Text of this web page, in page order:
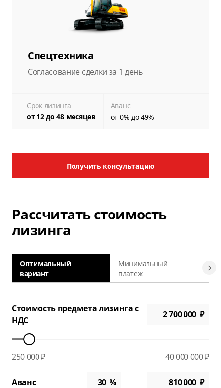
Спецтехника
Согласование сделки за 1 день
Срок лизинга
от 12 до 48 месяцев
Аванс
от 0% до 49%
Получить консультацию
Рассчитать стоимость
лизинга
Оптимальный
вариант
Минимальный
платеж
Стоимость предмета лизинга с
НДС
250 000 ₽ 40 000 000 ₽
Аванс